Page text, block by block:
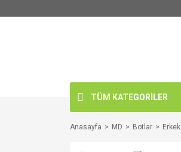
TÜM KATEGORİLER
Anasayfa MD Botlar Erkek